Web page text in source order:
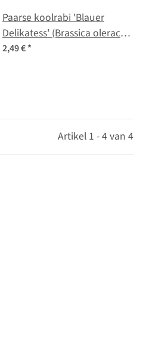
Paarse koolrabi 'Blauer
Delikatess' (Brassica oleracea
var. gongylodes) zaden
2,49 €*
Artikel 1 - 4 van 4